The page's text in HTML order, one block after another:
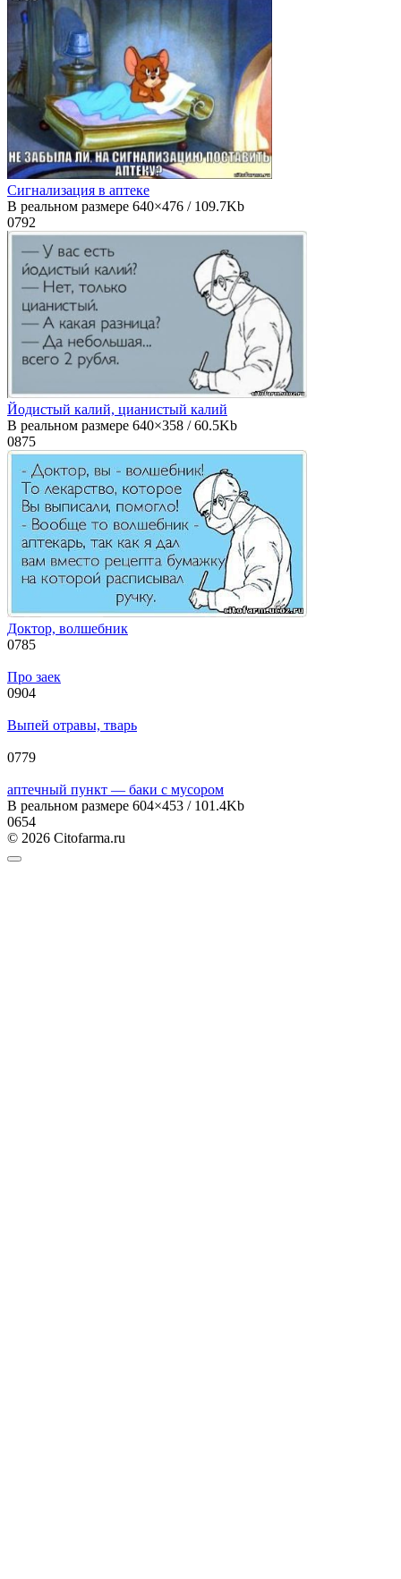
Сигнализация в аптеке
В реальном размере 640×476 / 109.7Kb
0792
Йодистый калий, цианистый калий
В реальном размере 640×358 / 60.5Kb
0875
Доктор, волшебник
0785
Про заек
0904
Выпей отравы, тварь
0779
аптечный пункт — баки с мусором
В реальном размере 604×453 / 101.4Kb
0654
© 2026 Citofarma.ru